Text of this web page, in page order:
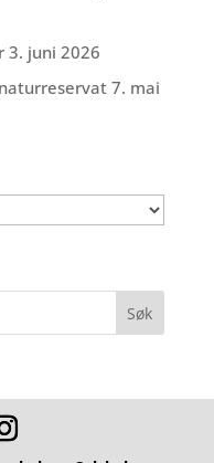
3. juni 2026
7. mai